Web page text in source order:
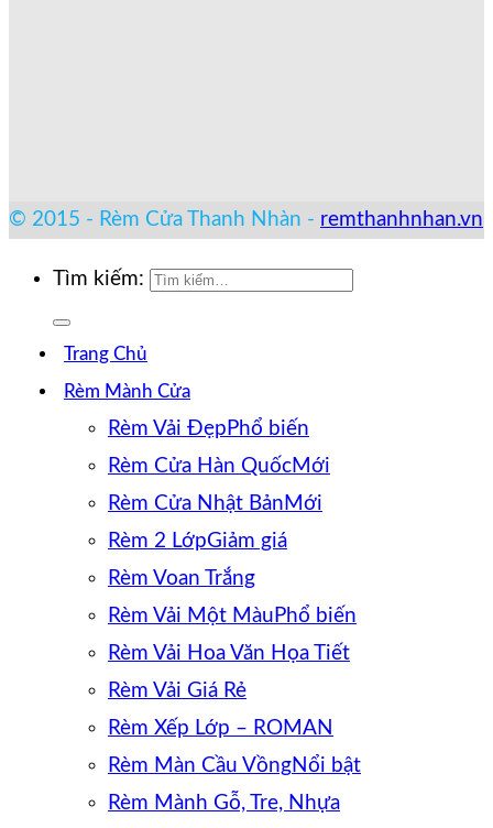
© 2015 - Rèm Cửa Thanh Nhàn - remthanhnhan.vn
Tìm kiếm:
Trang Chủ
Rèm Mành Cửa
Rèm Vải Đẹp
Rèm Cửa Hàn Quốc
Rèm Cửa Nhật Bản
Rèm 2 Lớp
Rèm Voan Trắng
Rèm Vải Một Màu
Rèm Vải Hoa Văn Họa Tiết
Rèm Vải Giá Rẻ
Rèm Xếp Lớp – ROMAN
Rèm Màn Cầu Vồng
Rèm Mành Gỗ, Tre, Nhựa